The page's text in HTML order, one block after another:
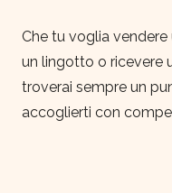
Che tu voglia
un lingotto o ricevere
troverai sempre un
accoglierti con